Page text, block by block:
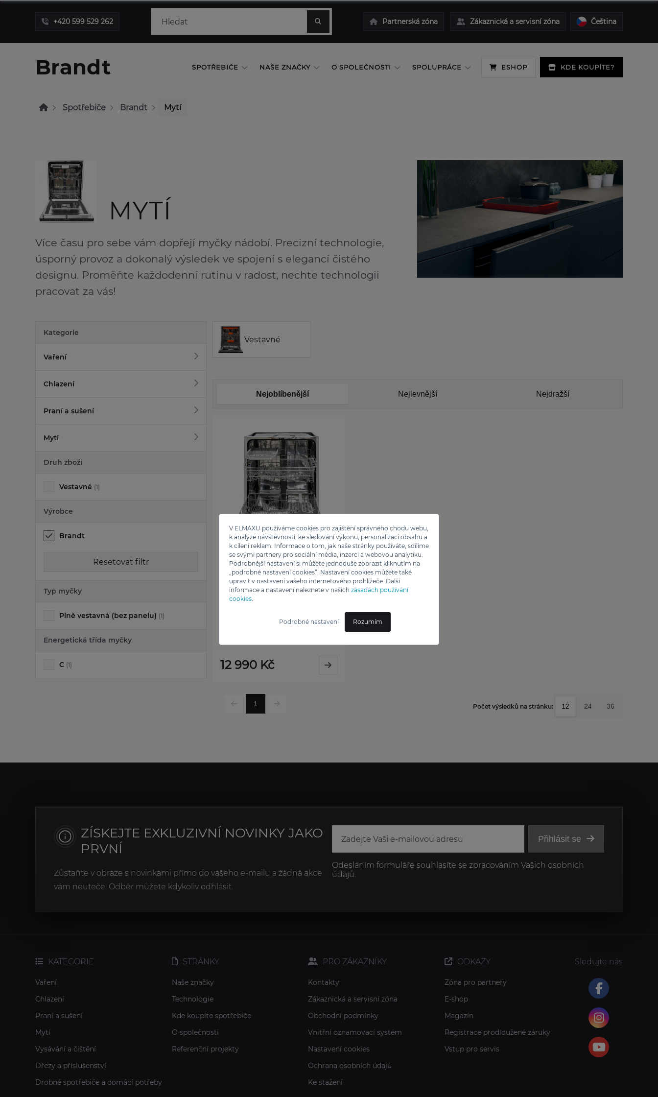
V ELMAXU používáme cookies pro zajištění správného chodu webu,
k analýze návštěvnosti, ke sledování výkonu, personalizaci obsahu a
k cílení reklam. Informace o tom, jak naše stránky používáte, sdílíme
se svými partnery pro sociální média, inzerci a webovou analytiku.
Podrobnější nastavení si můžete jednoduše zobrazit kliknutím na
„podrobné nastavení cookies“. Nastavení cookies můžete také
upravit v nastavení vašeho internetového prohlížeče. Další
informace a nastavení naleznete v našich zásadách používání
cookies.
Podrobné nastavení Rozumím
+420 599 529 262 Partnerská zóna Zákaznická a servisní zóna Čeština
Brandt SPOTŘEBIČE NAŠE ZNAČKY O SPOLEČNOSTI SPOLUPRÁCE ESHOP KDE KOUPÍTE?
Spotřebiče Brandt Mytí
MYTÍ
Více času pro sebe vám dopřejí myčky nádobí. Precizní technologie,
úsporný provoz a dokonalý výsledek ve spojení s elegancí čistého
designu. Proměňte každodenní rutinu v radost, nechte technologii
pracovat za vás!
Kategorie
Vaření
Chlazení
Praní a sušení
Mytí
Druh zboží
Vestavné (1)
Výrobce
Brandt
Resetovat filtr
Typ myčky
Plně vestavná (bez panelu) (1)
Energetická třída myčky
C (1)
Vestavné
Nejoblíbenější Nejlevnější Nejdražší
MYČKA VESTAVNÁ
12 990 Kč
1 Počet výsledků na stránku: 12 24 36
ZÍSKEJTE EXKLUZIVNÍ NOVINKY JAKO
PRVNÍ
Zůstaňte v obraze s novinkami přímo do vašeho e-mailu a žádná akce
vám neuteče. Odběr můžete kdykoliv odhlásit.
Přihlásit se
Odesláním formuláře souhlasíte se zpracováním Vašich osobních
údajů.
KATEGORIE
Vaření
Chlazení
Praní a sušení
Mytí
Vysávání a čištění
Dřezy a příslušenství
Drobné spotřebiče a domácí potřeby
STRÁNKY
Naše značky
Technologie
Kde koupíte spotřebiče
O společnosti
Referenční projekty
PRO ZÁKAZNÍKY
Kontakty
Zákaznická a servisní zóna
Obchodní podmínky
Vnitřní oznamovací systém
Nastavení cookies
Ochrana osobních údajů
Ke stažení
ODKAZY
Zóna pro partnery
E-shop
Magazín
Registrace prodloužené záruky
Vstup pro servis
Sledujte nás